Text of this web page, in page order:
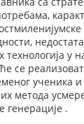
у
се
ученика
метода
генерације .